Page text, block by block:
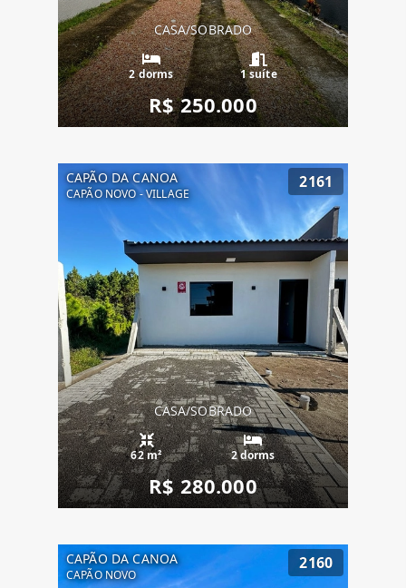
CASA/SOBRADO
2 dorms 1 suíte
R$ 250.000
CAPÃO DA CANOA
CAPÃO NOVO - VILLAGE
2161
CASA/SOBRADO
62 m² 2 dorms
R$ 280.000
CAPÃO DA CANOA
CAPÃO NOVO
2160